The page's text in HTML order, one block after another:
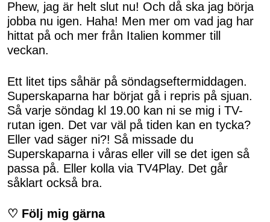
Phew, jag är helt slut nu! Och då ska jag börja
jobba nu igen. Haha! Men mer om vad jag har
hittat på och mer från Italien kommer till
veckan.
Ett litet tips såhär på söndagseftermiddagen.
Superskaparna har börjat gå i repris på sjuan.
Så varje söndag kl 19.00 kan ni se mig i TV-
rutan igen. Det var väl på tiden kan en tycka?
Eller vad säger ni?! Så missade du
Superskaparna i våras eller vill se det igen så
passa på. Eller kolla via TV4Play. Det går
såklart också bra.
♡ Följ mig gärna